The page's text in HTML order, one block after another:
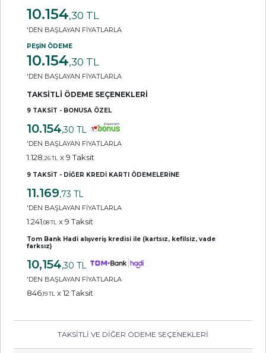
10.154,30 TL
'DEN BAŞLAYAN FİYATLARLA
PEŞİN ÖDEME
10.154,30 TL
'DEN BAŞLAYAN FİYATLARLA
TAKSİTLİ ÖDEME SEÇENEKLERİ
9 TAKSİT - BONUSA ÖZEL
10.154,30 TL
'DEN BAŞLAYAN FİYATLARLA
1.128 ,26 TL x 9 Taksit
9 TAKSİT - DİĞER KREDİ KARTI ÖDEMELERİNE
11.169,73 TL
'DEN BAŞLAYAN FİYATLARLA
1.241 ,08 TL x 9 Taksit
Tom Bank Hadi alışveriş kredisi ile (kartsız, kefilsiz, vade
farksız)
10,154,30 TL
'DEN BAŞLAYAN FİYATLARLA
846,19 TL x 12 Taksit
TAKSİTLİ VE DİĞER ÖDEME SEÇENEKLERİ